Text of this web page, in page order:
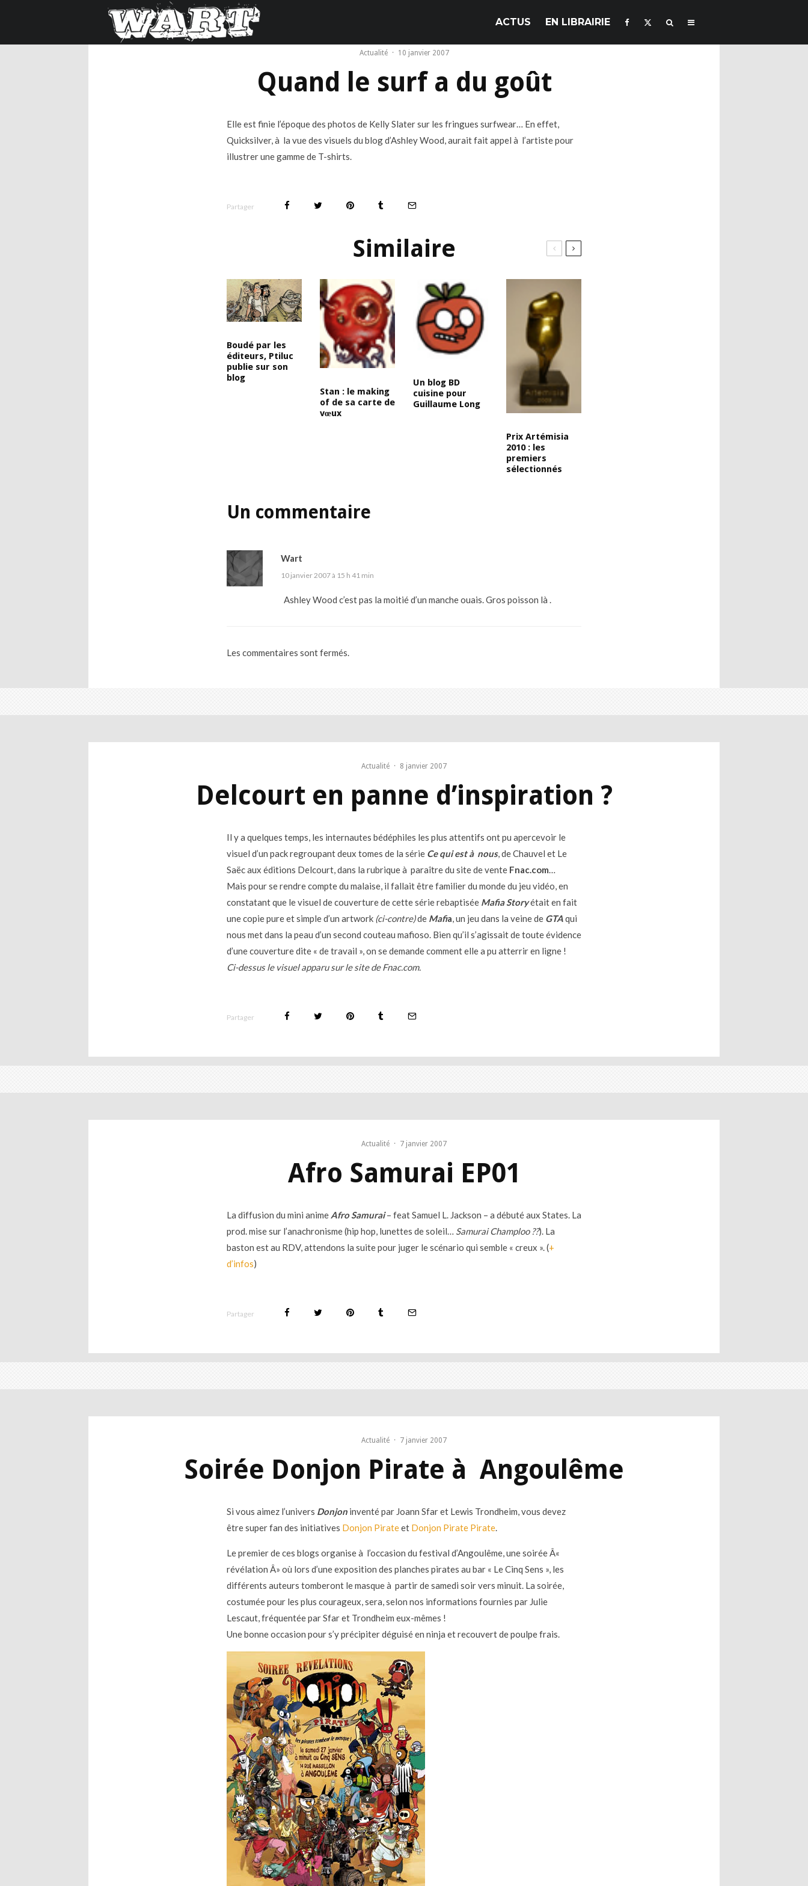
ACTUS EN LIBRAIRIE
Actualité · 10 janvier 2007
Quand le surf a du goût
Elle est finie l’époque des photos de Kelly Slater sur les fringues surfwear… En effet,
Quicksilver, à la vue des visuels du blog d’Ashley Wood, aurait fait appel à l’artiste pour
illustrer une gamme de T-shirts.
Partager
Similaire
Boudé par les
éditeurs, Ptiluc
publie sur son
blog
Stan : le making
of de sa carte de
vœux
Un blog BD
cuisine pour
Guillaume Long
Prix Artémisia
2010 : les
premiers
sélectionnés
Un commentaire
Wart
10 janvier 2007 à 15 h 41 min
Ashley Wood c’est pas la moitié d’un manche ouais. Gros poisson là .
Les commentaires sont fermés.
Actualité · 8 janvier 2007
Delcourt en panne d’inspiration ?
Il y a quelques temps, les internautes bédéphiles les plus attentifs ont pu apercevoir le
visuel d’un pack regroupant deux tomes de la série Ce qui est à nous, de Chauvel et Le
Saëc aux éditions Delcourt, dans la rubrique à paraître du site de vente Fnac.com
Mais pour se rendre compte du malaise, il fallait être familier du monde du jeu vidéo, en
constatant que le visuel de couverture de cette série rebaptisée Mafia Storyétait en fait
une copie pure et simple d’un artwork (ci-contre)de Mafia , un jeu dans la veine de GTAqui
nous met dans la peau d’un second couteau mafioso. Bien qu’il s’agissait de toute évidence
d’une couverture dite « de travail », on se demande comment elle a pu atterrir en ligne !
Ci-dessus le visuel apparu sur le site de Fnac.com.
Partager
Actualité · 7 janvier 2007
Afro Samurai EP01
La diffusion du mini anime Afro Samurai– feat Samuel L. Jackson – a débuté aux States. La
prod. mise sur l’anachronisme (hip hop, lunettes de soleil…
Samurai Champloo ??). La
baston est au RDV, attendons la suite pour juger le scénario qui semble « creux ». (+
d’infos)
Partager
Actualité · 7 janvier 2007
Soirée Donjon Pirate à Angoulême
Si vous aimez l’univers Donjon inventé par Joann Sfar et Lewis Trondheim, vous devez
être super fan des initiatives Donjon Pirateet Donjon Pirate Pirate
Le premier de ces blogs organise à l’occasion du festival d’Angoulême, une soirée Â«
révélation Â» où lors d’une exposition des planches pirates au bar « Le Cinq Sens », les
différents auteurs tomberont le masque à partir de samedi soir vers minuit. La soirée,
costumée pour les plus courageux, sera, selon nos informations fournies par Julie
Lescaut, fréquentée par Sfar et Trondheim eux-mêmes !
Une bonne occasion pour s’y précipiter déguisé en ninja et recouvert de poulpe frais.